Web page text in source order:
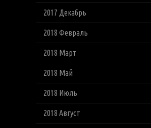
2017 Декабрь
2018 Февраль
2018 Март
2018 Май
2018 Июль
2018 Август